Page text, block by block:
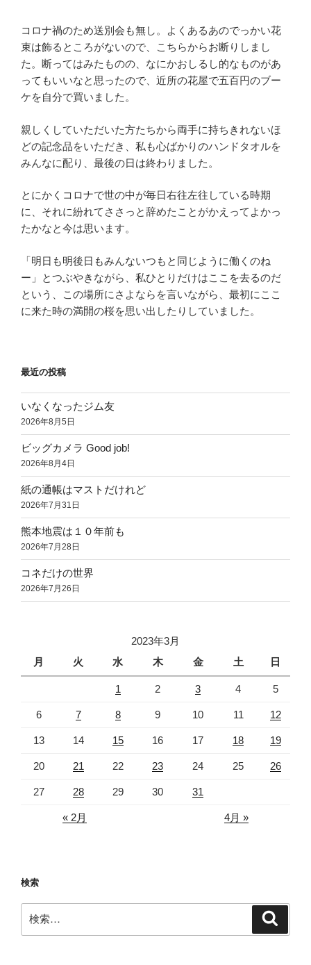
コロナ禍のため送別会も無し。よくあるあのでっかい花
束は飾るところがないので、こちらからお断りしまし
た。断ってはみたものの、なにかおしるし的なものがあ
ってもいいなと思ったので、近所の花屋で五百円のブー
ケを自分で買いました。
親しくしていただいた方たちから両手に持ちきれないほ
どの記念品をいただき、私も心ばかりのハンドタオルを
みんなに配り、最後の日は終わりました。
とにかくコロナで世の中が毎日右往左往している時期
に、それに紛れてささっと辞めたことがかえってよかっ
たかなと今は思います。
「明日も明後日もみんないつもと同じように働くのね
ー」とつぶやきながら、私ひとりだけはここを去るのだ
という、この場所にさよならを言いながら、最初にここ
に来た時の満開の桜を思い出したりしていました。
最近の投稿
いなくなったジム友
2026年8月5日
ビッグカメラ Good job!
2026年8月4日
紙の通帳はマストだけれど
2026年7月31日
熊本地震は１０年前も
2026年7月28日
コネだけの世界
2026年7月26日
2023年3月
月
火 水 木 金 土 日
1 2 3 4 5
6 7 8 9 10 11 12
13 14 15 16 17 18 19
20 21 22 23 24 25 26
27 28 29 30 31
« 2月 4月 »
検索
索: